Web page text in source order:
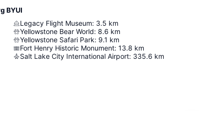
BYUI
Legacy Flight Museum: 3.5 km
Yellowstone Bear World: 8.6 km
Yellowstone Safari Park: 9.1 km
Fort Henry Historic Monument: 13.8 km
Salt Lake City International Airport: 335.6 km